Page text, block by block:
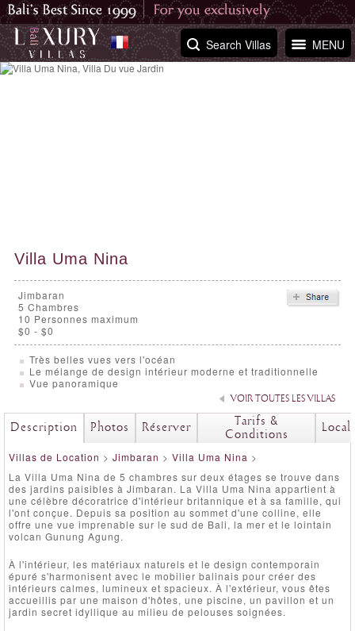
MENU
Search Villas
Villa Uma Nina
Jimbaran
5 Chambres
10 Personnes maximum
$0 - $0
Très belles vues vers l'océan
Le mélange de design intérieur moderne et traditionnelle
Vue panoramique
VOIR TOUTES LES VILLAS
Description Photos Réserver
Tarifs &
Conditions
Villas de Location > Jimbaran > Villa Uma Nina >
La Villa Uma Nina de 5 chambres sur deux étages se trouve dans
des jardins paisibles à Jimbaran. La Villa Uma Nina appartient à
une célèbre décoratrice d'intérieur britannique et à sa famille, qui
l'ont conçue. Depuis sa position au sommet d'une colline, elle
offre une vue imprenable sur le sud de Bali, la mer et le lointain
volcan Gunung Agung.
À l'intérieur, les matériaux naturels et le design contemporain
épuré s'harmonisent avec le mobilier balinais pour créer des
intérieurs calmes, lumineux et spacieux. À l'extérieur, vous êtes
accueillis par une maison d'hôtes, une piscine, un pavillon et un
jardin secret idyllique au milieu de pelouses soignées.